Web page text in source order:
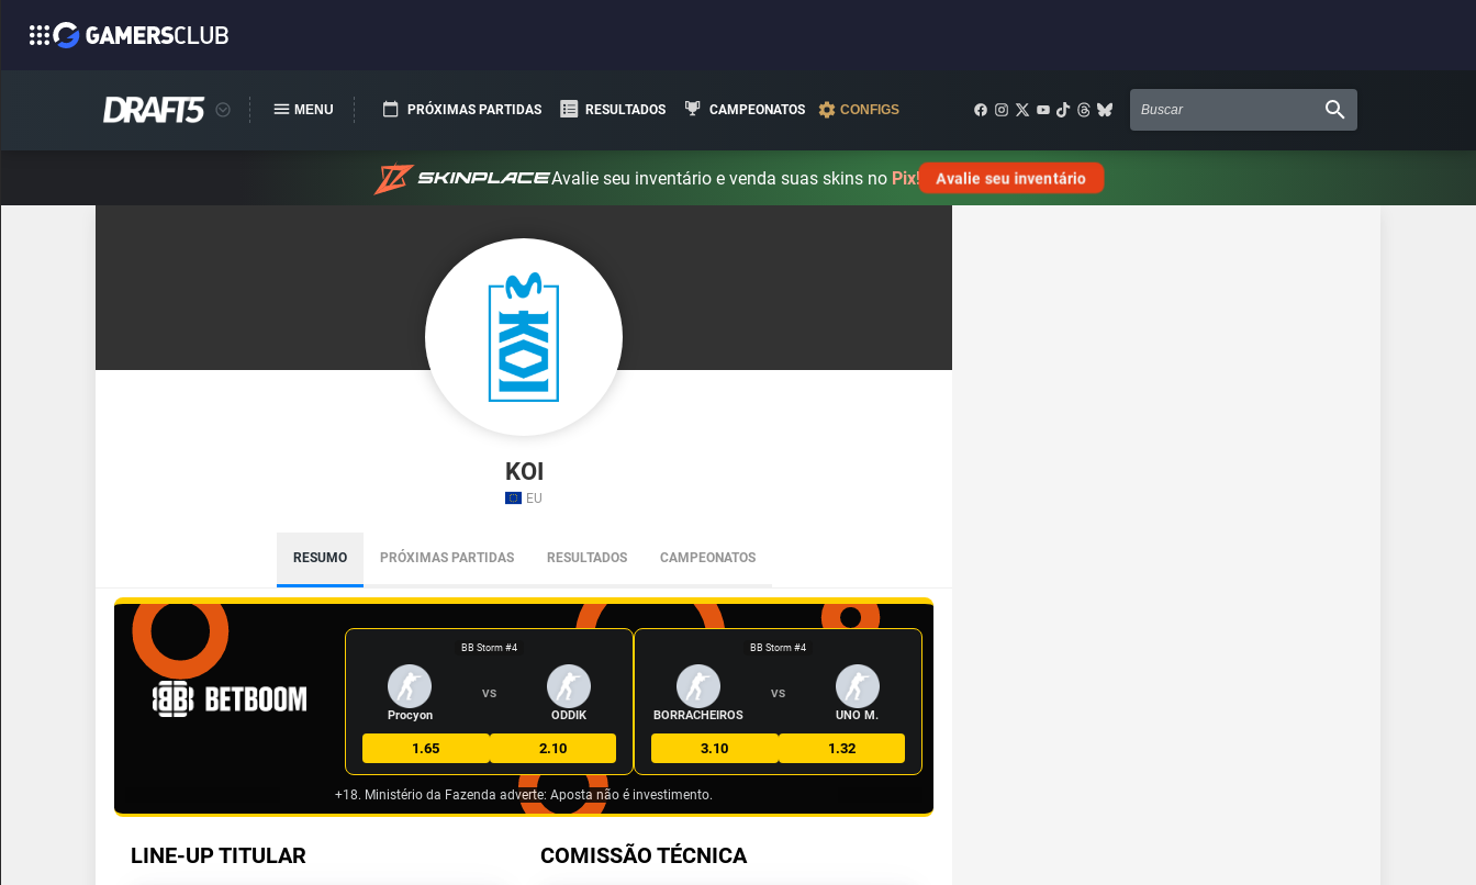
MENU PRÓXIMAS PARTIDAS RESULTADOS CAMPEONATOS CONFIGS
Avalie seu inventário e venda suas skins no Pix! Avalie seu inventário
KOI
EU
RESUMO PRÓXIMAS PARTIDAS RESULTADOS CAMPEONATOS
BB Storm #4
Procyon
VS
ODDIK
1.65 2.10
BB Storm #4
BORRACHEIROS
VS
UNO M.
3.10 1.32
+18. Ministério da Fazenda adverte: Aposta não é investimento.
LINE-UP TITULAR COMISSÃO TÉCNICA